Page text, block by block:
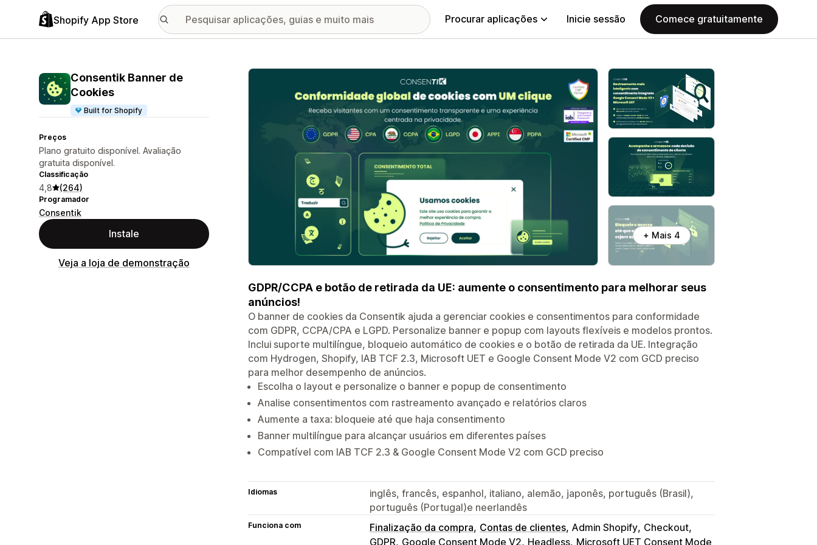
Shopify App Store Procurar aplicações Inicie sessão Comece gratuitamente
Consentik Banner de
Cookies
Built for Shopify
Preços
Plano gratuito disponível. Avaliação
gratuita disponível.
Classificação
4,8 (264)
Programador
Consentik
Instale
Veja a loja de demonstração
Galeria de imagens em destaque
+ Mais 4
GDPR/CCPA e botão de retirada da UE: aumente o consentimento para melhorar seus
anúncios!
O banner de cookies da Consentik ajuda a gerenciar cookies e consentimentos para conformidade
com GDPR, CCPA/CPA e LGPD. Personalize banner e popup com layouts flexíveis e modelos prontos.
Inclui suporte multilíngue, bloqueio automático de cookies e o botão de retirada da UE. Integração
com Hydrogen, Shopify, IAB TCF 2.3, Microsoft UET e Google Consent Mode V2 com GCD preciso
para melhor desempenho de anúncios.
Escolha o layout e personalize o banner e popup de consentimento
Analise consentimentos com rastreamento avançado e relatórios claros
Aumente a taxa: bloqueie até que haja consentimento
Banner multilíngue para alcançar usuários em diferentes países
Compatível com IAB TCF 2.3 & Google Consent Mode V2 com GCD preciso
Idiomas
inglês, francês, espanhol, italiano, alemão, japonês, português (Brasil),
português (Portugal)e neerlandês
Funciona com Finalização da compra Contas de clientes Admin Shopify Checkout
GDPR Google Consent Mode V2 Headless Microsoft UET Consent Mode